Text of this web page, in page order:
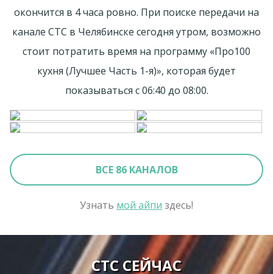
окончится в 4 часа ровно. При поиске передачи на
канале СТС в Челябинске сегодня утром, возможно
стоит потратить время на программу «Про100
кухня (Лучшее Часть 1-я)», которая будет
показываться с 06:40 до 08:00.
ВСЕ 86 КАНАЛОВ
Узнать мой айпи здесь!
СТС СЕЙЧАС